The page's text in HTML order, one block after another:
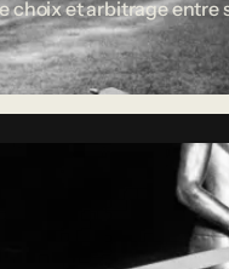
et arbitrage